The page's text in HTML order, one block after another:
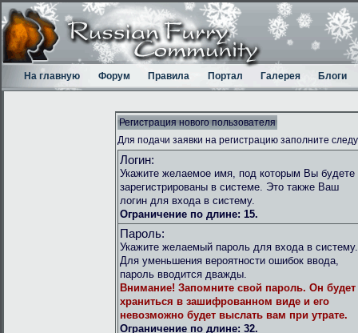
На главную Форум Правила Портал Галерея Блоги
Регистрация нового пользователя
Для подачи заявки на регистрацию заполните
Логин:
Укажите желаемое имя, под которым Вы будете
зарегистрированы в системе. Это также Ваш
логин для входа в систему.
Ограничение по длине: 15.
Пароль:
Укажите желаемый пароль для входа в систему.
Для уменьшения вероятности ошибок ввода,
пароль вводится дважды.
Внимание! Запомните свой пароль. Он будет
храниться в зашифрованном виде и его
невозможно будет выслать вам при утрате.
Ограничение по длине: 32.